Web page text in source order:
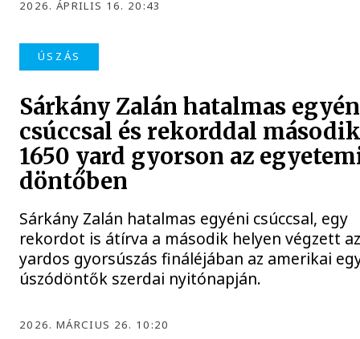
2026. ÁPRILIS 16. 20:43
ÚSZÁS
Sárkány Zalán hatalmas
csúccsal és rekorddal
1650 yard gyorson az
döntőben
Sárkány Zalán hatalmas egyéni csúccsal, egy
rekordot is átírva a második helyen végzett
yardos gyorsúszás fináléjában az amerikai
úszódöntők szerdai nyitónapján.
2026. MÁRCIUS 26. 10:20